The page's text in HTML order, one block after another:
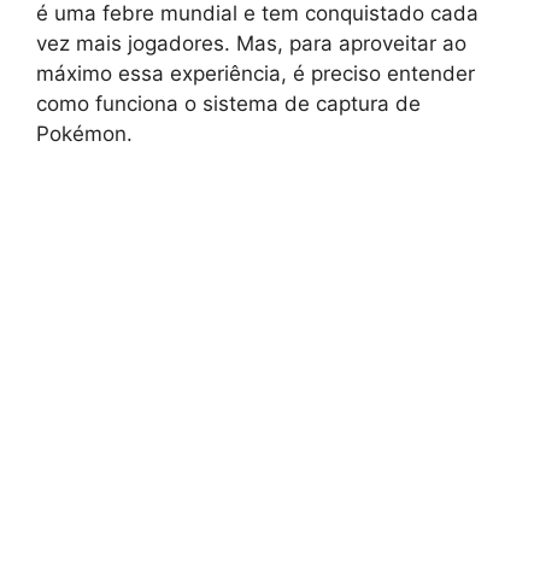
é uma febre mundial e tem conquistado cada
vez mais jogadores. Mas, para aproveitar ao
máximo essa experiência, é preciso entender
como funciona o sistema de captura de
Pokémon.